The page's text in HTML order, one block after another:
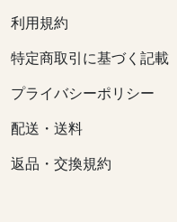
利用規約
特定商取引に基づく記載
プライバシーポリシー
配送・送料
返品・交換規約